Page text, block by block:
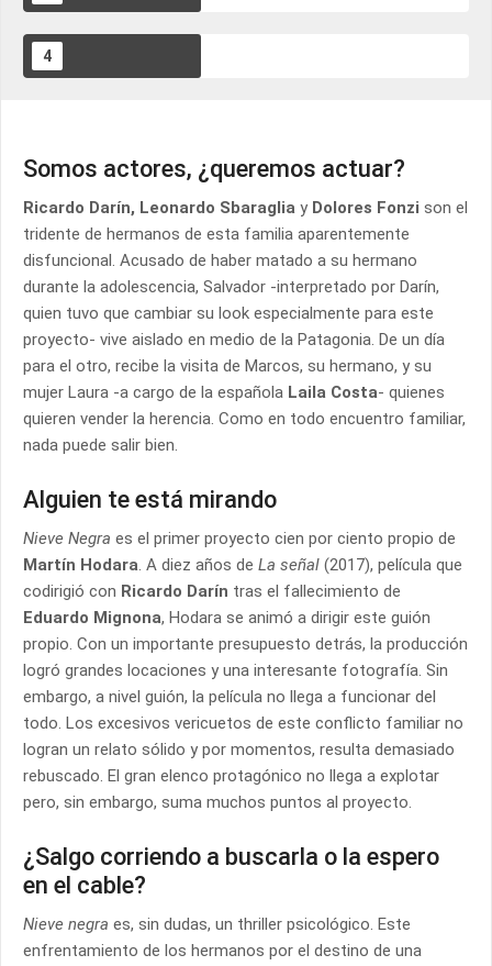
4
Somos actores, ¿queremos actuar?
Ricardo Darín, Leonardo Sbaraglia y Dolores Fonzi son el
tridente de hermanos de esta familia aparentemente
disfuncional. Acusado de haber matado a su hermano
durante la adolescencia, Salvador -interpretado por Darín,
quien tuvo que cambiar su look especialmente para este
proyecto- vive aislado en medio de la Patagonia. De un día
para el otro, recibe la visita de Marcos, su hermano, y su
mujer Laura -a cargo de la española Laila Costa- quienes
quieren vender la herencia. Como en todo encuentro familiar,
nada puede salir bien.
Alguien te está mirando
Nieve Negra es el primer proyecto cien por ciento propio de
Martín Hodara. A diez años de La señal (2017), película que
codirigió con Ricardo Darín tras el fallecimiento de
Eduardo Mignona, Hodara se animó a dirigir este guión
propio. Con un importante presupuesto detrás, la producción
logró grandes locaciones y una interesante fotografía. Sin
embargo, a nivel guión, la película no llega a funcionar del
todo. Los excesivos vericuetos de este conflicto familiar no
logran un relato sólido y por momentos, resulta demasiado
rebuscado. El gran elenco protagónico no llega a explotar
pero, sin embargo, suma muchos puntos al proyecto.
¿Salgo corriendo a buscarla o la espero
en el cable?
Nieve negra es, sin dudas, un thriller psicológico. Este
enfrentamiento de los hermanos por el destino de una